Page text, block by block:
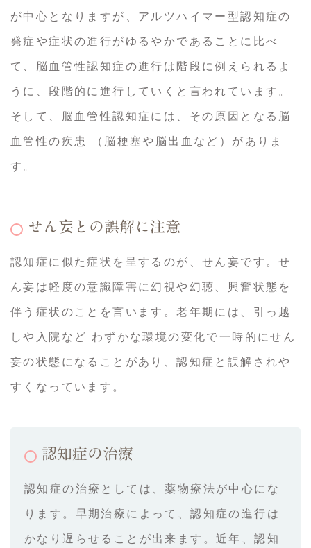
が中心となりますが、アルツハイマー型認知症の
発症や症状の進行がゆるやかであることに比べ
て、脳血管性認知症の進行は階段に例えられるよ
うに、段階的に進行していくと言われています。
そして、脳血管性認知症には、その原因となる脳
血管性の疾患 （脳梗塞や脳出血など）がありま
す。
せん妄との誤解に注意
認知症に似た症状を呈するのが、せん妄です。せ
ん妄は軽度の意識障害に幻視や幻聴、興奮状態を
伴う症状のことを言います。老年期には、引っ越
しや入院など わずかな環境の変化で一時的にせん
妄の状態になることがあり、認知症と誤解されや
すくなっています。
認知症の治療
認知症の治療としては、薬物療法が中心にな
ります。早期治療によって、認知症の進行は
かなり遅らせることが出来ます。近年、認知